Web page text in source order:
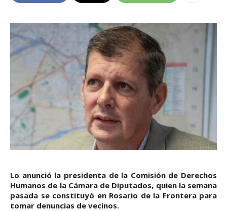
Lo anunció la presidenta de la Comisión de Derechos
Humanos de la Cámara de Diputados, quien la semana
pasada se constituyó en Rosario de la Frontera para
tomar denuncias de vecinos.